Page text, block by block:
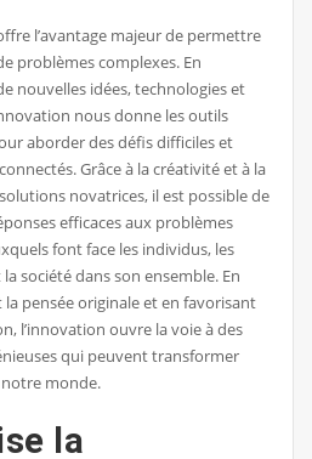
l’avantage majeur de permettre
problèmes complexes. En
nouvelles idées, technologies et
nous donne les outils
aborder des défis difficiles et
Grâce à la créativité et à la
novatrices, il est possible de
efficaces aux problèmes
font face les individus, les
société dans son ensemble. En
pensée originale et en favorisant
l’innovation ouvre la voie à des
qui peuvent transformer
monde.
la